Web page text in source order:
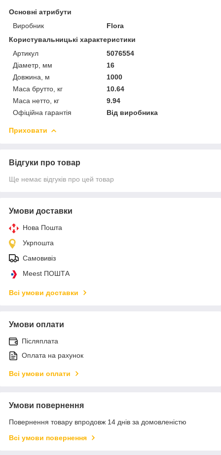
Основні атрибути
Виробник
Flora
Користувальницькі характеристики
Артикул
5076554
Діаметр, мм
16
Довжина, м
1000
Маса брутто, кг
10.64
Маса нетто, кг
9.94
Офіційна гарантія
Від виробника
Приховати
Відгуки про товар
Ще немає відгуків про цей товар
Умови доставки
Нова Пошта
Укрпошта
Самовивіз
Meest ПОШТА
Всі умови доставки
Умови оплати
Післяплата
Оплата на рахунок
Всі умови оплати
Умови повернення
Повернення товару впродовж 14 днів за домовленістю
Всі умови повернення